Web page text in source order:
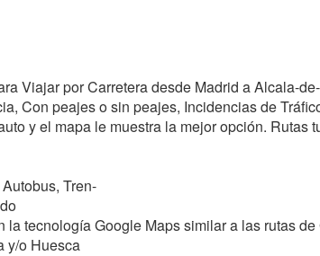
Viajar por Carretera desde Madrid a Alcala-
Con peajes o sin peajes, Incidencias de
y el mapa le muestra la mejor opción. Rutas
Tren-
tecnología Google Maps similar a las rutas
y/o Huesca